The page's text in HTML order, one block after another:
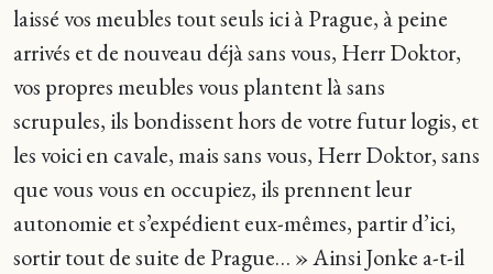
laissé vos meubles tout seuls ici à Prague, à peine
arrivés et de nouveau déjà sans vous, Herr Doktor,
vos propres meubles vous plantent là sans
scrupules, ils bondissent hors de votre futur logis, et
les voici en cavale, mais sans vous, Herr Doktor, sans
que vous vous en occupiez, ils prennent leur
autonomie et s’expédient eux-mêmes, partir d’ici,
sortir tout de suite de Prague… » Ainsi Jonke a-t-il